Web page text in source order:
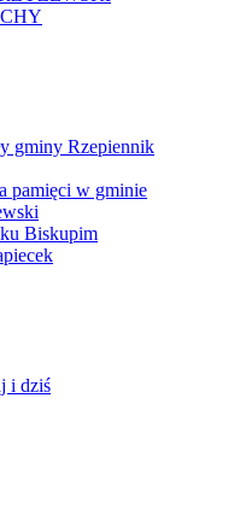
gminy Rzepiennik
pamięci w gminie
Biskupim
i dziś